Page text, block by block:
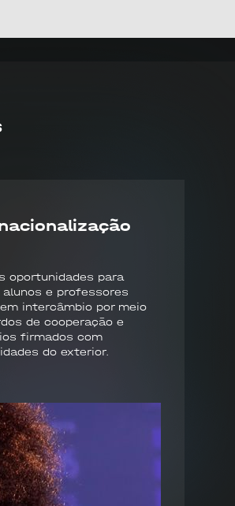
oportunidades para
alunos e professores
intercâmbio por meio
de cooperação e
firmados com
do exterior.